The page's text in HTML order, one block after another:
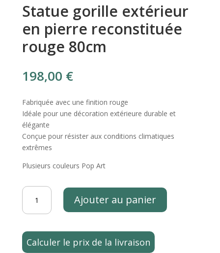
Statue gorille extérieur
en pierre reconstituée
rouge 80cm
198,00 €
Fabriquée avec une finition rouge
Idéale pour une décoration extérieure durable et
élégante
Conçue pour résister aux conditions climatiques
extrêmes
Plusieurs couleurs Pop Art
quantité
Statue
extérieur
en
Ajouter au panier
Calculer le prix de la livraison